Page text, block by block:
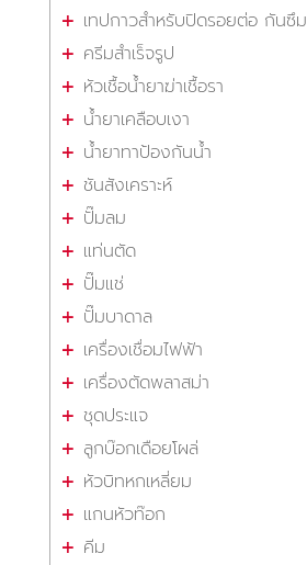
เทปกาวสำหรับปิดรอยต่อ กันซึม
ครีมสำเร็จรูป
หัวเชื้อน้ำยาฆ่าเชื้อรา
น้ำยาเคลือบเงา
น้ำยาทาป้องกันน้ำ
ชันสังเคราะห์
ปั๊มลม
แท่นตัด
ปั๊มแช่
ปั๊มบาดาล
เครื่องเชื่อมไฟฟ้า
เครื่องตัดพลาสม่า
ชุดประแจ
ลูกบ๊อกเดือยโผล่
หัวบิทหกเหลี่ยม
แกนหัวท๊อก
คีม